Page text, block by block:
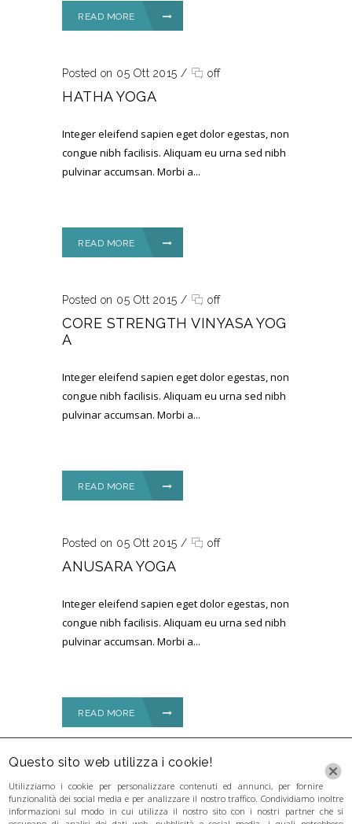
READ MORE
Posted on 05 Ott 2015 / off
HATHA YOGA
Integer eleifend sapien eget dolor egestas, non
congue nibh facilisis. Aliquam eu urna sed nibh
pulvinar accumsan. Morbi a...
READ MORE
Posted on 05 Ott 2015 / off
CORE STRENGTH VINYASA YOG
A
Integer eleifend sapien eget dolor egestas, non
congue nibh facilisis. Aliquam eu urna sed nibh
pulvinar accumsan. Morbi a...
READ MORE
Posted on 05 Ott 2015 / off
ANUSARA YOGA
Integer eleifend sapien eget dolor egestas, non
congue nibh facilisis. Aliquam eu urna sed nibh
pulvinar accumsan. Morbi a...
READ MORE
Questo sito web utilizza i cookie!
Utilizziamo i cookie per personalizzare contenuti ed annunci, per fornire
funzionalità dei social media e per analizzare il nostro traffico. Condividiamo inoltre
informazioni sul modo in cui utilizza il nostro sito con i nostri partner che si